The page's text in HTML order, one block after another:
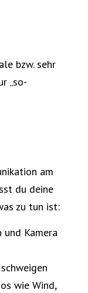
bzw. sehr
„so-
am
du deine
zu tun ist:
und Kamera
wie Wind,